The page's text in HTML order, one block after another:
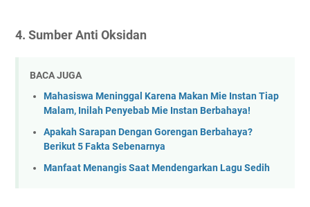
4. Sumber Anti Oksidan
BACA JUGA
Mahasiswa Meninggal Karena Makan Mie Instan Tiap
Malam, Inilah Penyebab Mie Instan Berbahaya!
Apakah Sarapan Dengan Gorengan Berbahaya?
Berikut 5 Fakta Sebenarnya
Manfaat Menangis Saat Mendengarkan Lagu Sedih